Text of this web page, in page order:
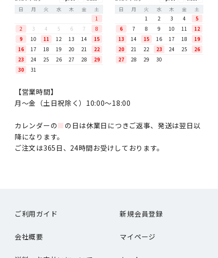
日
月 火 水 木 金
土
1
2
3 4 5 6 7
8
9
10 11 12 13 14
15
16
17 18 19 20 21
22
23
24 25 26 27 28
29
30
31
日
月 火 水 木 金
土
1
2 3 4
5
6
7 8 9 10 11
12
13
14 15 16 17 18
19
20
21 22 23 24 25
26
27
28 29 30
【営業時間】
月〜金（土日祝除く）10:00～18:00
カレンダーの■ の日は休業日につきご返事、発送は翌日以
降になります。
ご注文は365日、24時間お受けしております。
ご利用ガイド 新規会員登録
会社概要 マイページ